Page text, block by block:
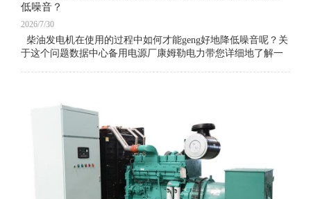
低噪音？
2026/7/30
柴油发电机在使用的过程中如何才能geng好地降低噪音呢？关
于这个问题数据中心备用电源厂康姆勒电力带您详细地了解一